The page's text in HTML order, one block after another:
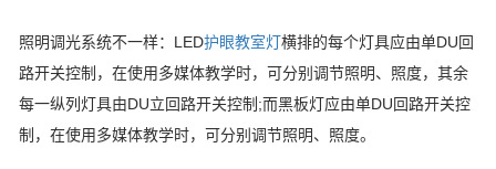
照明调光系统不一样：LED护眼教室灯横排的每个灯具应由单DU回
路开关控制，在使用多媒体教学时，可分别调节照明、照度，其余
每一纵列灯具由DU立回路开关控制;而黑板灯应由单DU回路开关控
制，在使用多媒体教学时，可分别调节照明、照度。